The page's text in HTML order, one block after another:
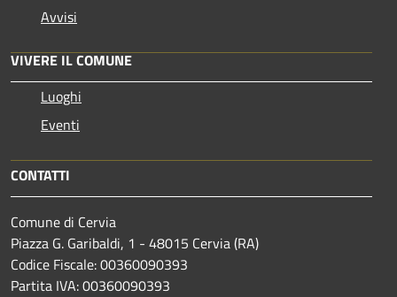
Avvisi
VIVERE IL COMUNE
Luoghi
Eventi
CONTATTI
Comune di Cervia
Piazza G. Garibaldi, 1 - 48015 Cervia (RA)
Codice Fiscale: 00360090393
Partita IVA: 00360090393